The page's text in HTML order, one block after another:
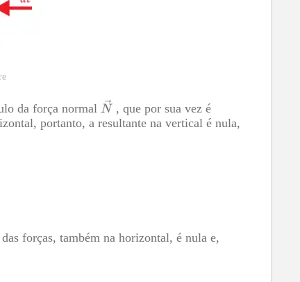
da força normal
, que por sua vez é
portanto, a resultante na vertical é nula,
forças, também na horizontal, é nula e,